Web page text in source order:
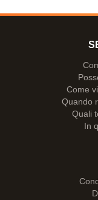
Come
Quando
Quali
In